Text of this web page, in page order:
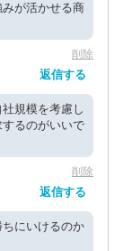
が活かせる商
削除
返信する
規模を考慮し
るのがいいで
削除
返信する
にいけるのか